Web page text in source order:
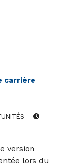
carrière
version
lors du